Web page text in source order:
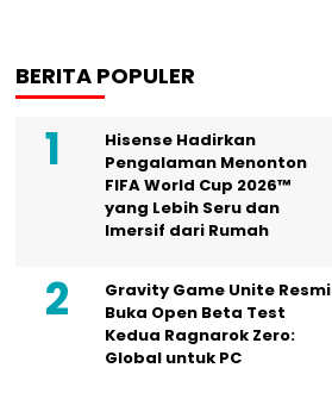
BERITA POPULER
Hisense Hadirkan
Pengalaman Menonton
FIFA World Cup 2026™
yang Lebih Seru dan
Imersif dari Rumah
Gravity Game Unite Resmi
Buka Open Beta Test
Kedua Ragnarok Zero:
Global untuk PC